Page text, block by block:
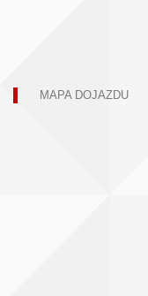
MAPA DOJAZDU